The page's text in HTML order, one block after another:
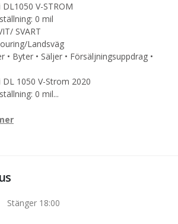
DL1050 V-STROM
0 mil
SVART
Landsväg
• Byter • Säljer • Försäljningsuppdrag •
DL 1050 V-Strom 2020
0 mil...
Stänger 18:00